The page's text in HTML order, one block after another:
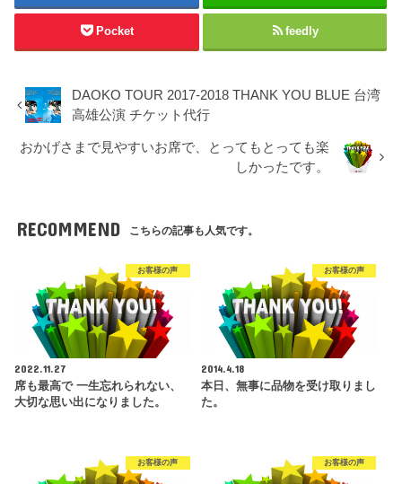
Pocket feedly
DAOKO TOUR 2017-2018 THANK YOU BLUE 台湾
高雄公演 チケット代行
おかげさまで見やすいお席で、とってもとっても楽
しかったです。
RECOMMEND こちらの記事も人気です。
お客様の声
2022.11.27
席も最高で 一生忘れられない、
大切な思い出になりました。
お客様の声
2014.4.18
本日、無事に品物を受け取りまし
た。
お客様の声 お客様の声